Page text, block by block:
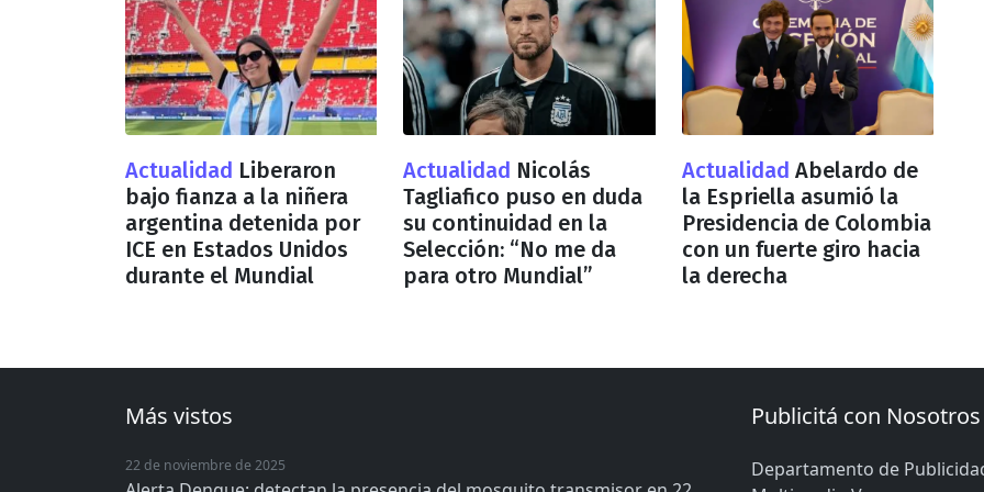
Actualidad Liberaron
bajo fianza a la niñera
argentina detenida por
ICE en Estados Unidos
durante el Mundial
Actualidad Nicolás
Tagliafico puso en duda
su continuidad en la
Selección: “No me da
para otro Mundial”
Actualidad Abelardo de
la Espriella asumió la
Presidencia de Colombia
con un fuerte giro hacia
la derecha
Más vistos
22 de noviembre de 2025
Publicitá con Nosotros
Departamento de